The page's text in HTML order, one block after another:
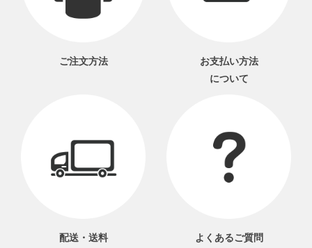
ご注文方法
お支払い方法
について
配送・送料
よくあるご質問